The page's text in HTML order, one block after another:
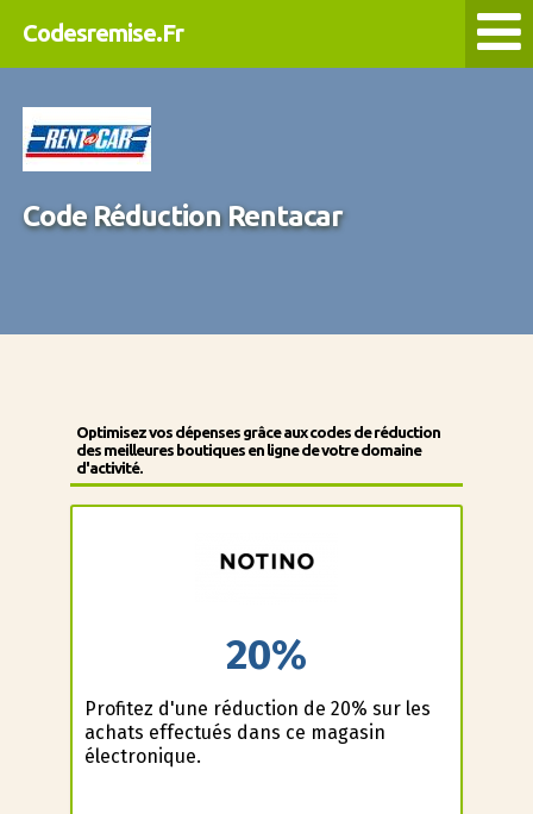
Codesremise.Fr
Code Réduction Rentacar
Optimisez vos dépenses grâce aux codes de réduction
des meilleures boutiques en ligne de votre domaine
d'activité.
20%
Profitez d'une réduction de 20% sur les
achats effectués dans ce magasin
électronique.